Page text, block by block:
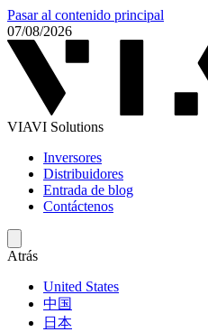
Pasar al contenido principal
07/08/2026
VIAVI Solutions
Inversores
Distribuidores
Entrada de blog
Contáctenos
Atrás
United States
中国
日本